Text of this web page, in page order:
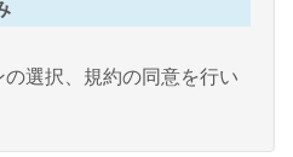
選択、規約の同意を行い